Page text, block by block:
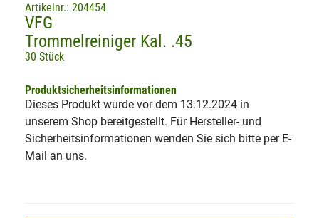
Artikelnr.: 204454
VFG
Trommelreiniger Kal. .45
30 Stück
Produktsicherheitsinformationen
Dieses Produkt wurde vor dem 13.12.2024 in
unserem Shop bereitgestellt. Für Hersteller- und
Sicherheitsinformationen wenden Sie sich bitte per E-
Mail an uns.